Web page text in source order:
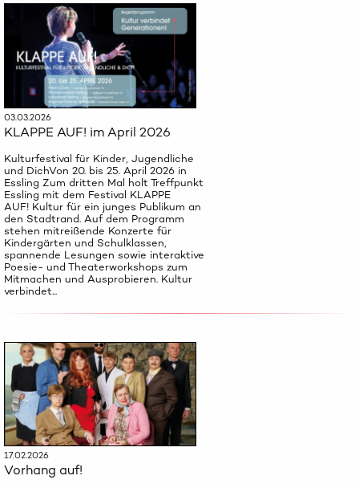
03.03.2026
KLAPPE AUF! im April 2026
Kulturfestival für Kinder, Jugendliche
und DichVon 20. bis 25. April 2026 in
Essling Zum dritten Mal holt Treffpunkt
Essling mit dem Festival KLAPPE
AUF! Kultur für ein junges Publikum an
den Stadtrand. Auf dem Programm
stehen mitreißende Konzerte für
Kindergärten und Schulklassen,
spannende Lesungen sowie interaktive
Poesie- und Theaterworkshops zum
Mitmachen und Ausprobieren. Kultur
verbindet...
17.02.2026
Vorhang auf!